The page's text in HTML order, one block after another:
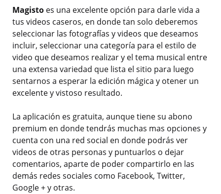
Magisto es una excelente opción para darle vida a
tus videos caseros, en donde tan solo deberemos
seleccionar las fotografías y videos que deseamos
incluir, seleccionar una categoría para el estilo de
video que deseamos realizar y el tema musical entre
una extensa variedad que lista el sitio para luego
sentarnos a esperar la edición mágica y otener un
excelente y vistoso resultado.
La aplicación es gratuita, aunque tiene su abono
premium en donde tendrás muchas mas opciones y
cuenta con una red social en donde podrás ver
videos de otras personas y puntuarlos o dejar
comentarios, aparte de poder compartirlo en las
demás redes sociales como Facebook, Twitter,
Google + y otras.